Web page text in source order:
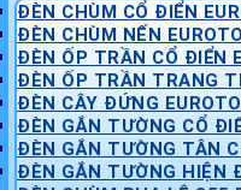
ĐÈN CHÙM CỔ ĐIỂN
ĐÈN CHÙM NẾN EUROTO
ĐÈN ỐP TRẦN CỔ ĐIỂN
ĐÈN ỐP TRẦN TRANG
ĐÈN CÂY ĐỨNG EUROTO
ĐÈN GẮN TƯỜNG CỔ
ĐÈN GẮN TƯỜNG TÂN
ĐÈN GẮN TƯỜNG HIỆN